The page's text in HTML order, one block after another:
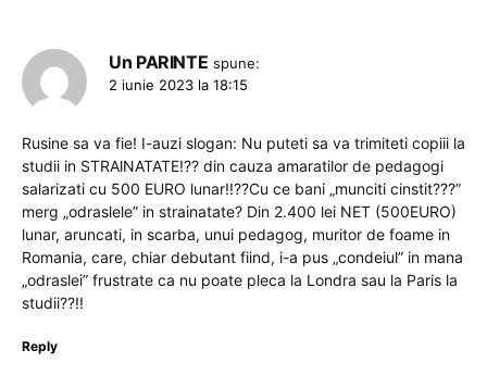
Un PARINTE spune:
2 iunie 2023 la 18:15
Rusine sa va fie! I-auzi slogan: Nu puteti sa va trimiteti copiii la
studii in STRAlNATATE!?? din cauza amaratilor de pedagogi
salarizati cu 500 EURO lunar!!??Cu ce bani „munciti cinstit???”
merg „odraslele” in strainatate? Din 2.400 lei NET (500EURO)
lunar, aruncati, in scarba, unui pedagog, muritor de foame in
Romania, care, chiar debutant fiind, i-a pus „condeiul” in mana
„odraslei” frustrate ca nu poate pleca la Londra sau la Paris la
studii??!!
Reply